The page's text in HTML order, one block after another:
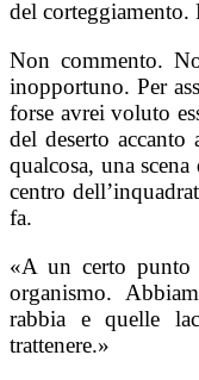
del corteggiamento.
Non commento.
inopportuno. Per
forse avrei voluto
del deserto
qualcosa, una
centro
fa.
«A un certo punto
organismo.
rabbia e quelle
trattenere.»